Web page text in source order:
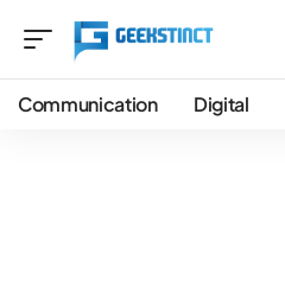
Communication Digital